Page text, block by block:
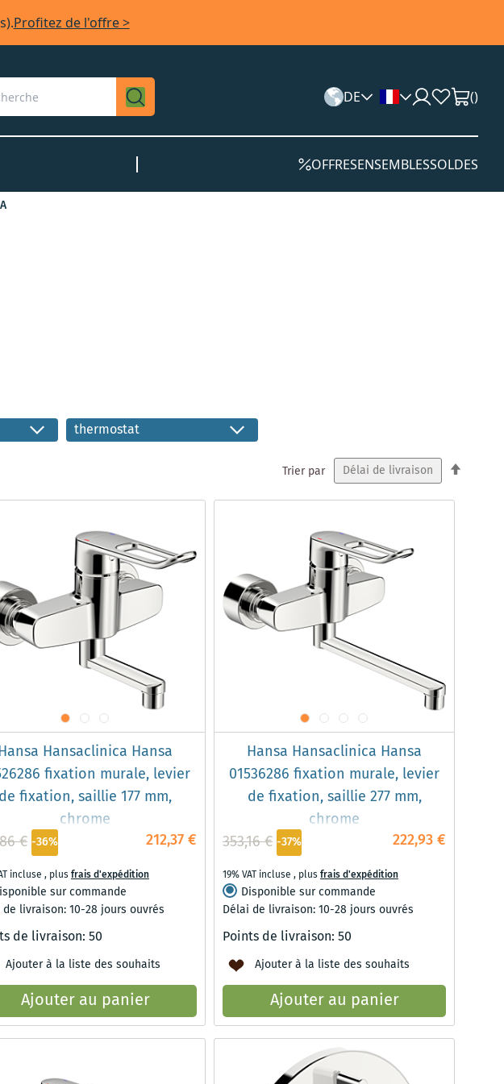
Profitez de l'offre >
DE ()
OFFRESENSEMBLESSOLDES
thermostat
Trier par
Hansaclinica Hansa
fixation murale, levier
de fixation, saillie 177 mm,
chrome
212,37 €
€ -36%
incluse , plusfrais d'expédition
sur commande
de livraison: 10-28 jours ouvrés
de livraison:50
Ajouter à la liste des souhaits
Ajouter au panier
Hansa Hansaclinica Hansa
01536286 fixation murale, levier
de fixation, saillie 277 mm,
chrome
222,93 €
353,16 € -37%
19% VAT incluse , plusfrais d'expédition
Disponible sur commande
Délai de livraison: 10-28 jours ouvrés
Points de livraison: 50
Ajouter à la liste des souhaits
Ajouter au panier